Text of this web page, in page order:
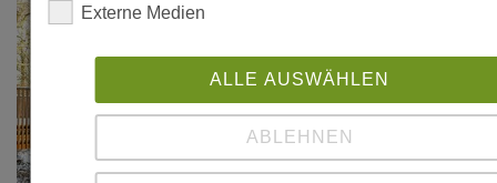
Externe Medien
ALLE AUSWÄHLEN
ABLEHNEN